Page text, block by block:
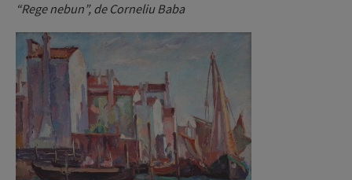
“Rege nebun”, de Corneliu Baba